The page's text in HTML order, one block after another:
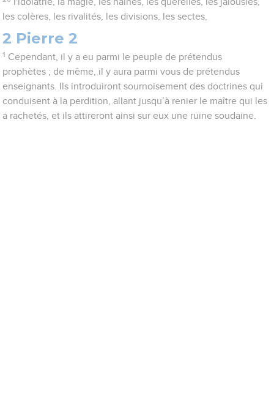
les colères, les rivalités, les divisions, les sectes,
2 Pierre 2
1 Cependant, il y a eu parmi le peuple de prétendus
prophètes ; de même, il y aura parmi vous de prétendus
enseignants. Ils introduiront sournoisement des doctrines qui
conduisent à la perdition, allant jusqu’à renier le maître qui les
a rachetés, et ils attireront ainsi sur eux une ruine soudaine.